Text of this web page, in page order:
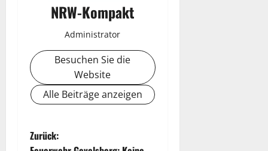
NRW-Kompakt
Administrator
Besuchen Sie die
Website
Alle Beiträge anzeigen
B
Zurück: